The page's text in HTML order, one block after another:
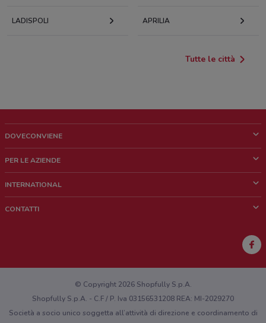
LADISPOLI APRILIA
Tutte le città
DOVECONVIENE
Chi siamo
Lavora con noi
PER LE AZIENDE
Richieste commerciali e marketing
INTERNATIONAL
CONTATTI
Hai un malfunzionamento sul web o sull'app?
© Copyright 2026 Shopfully S.p.A.
Shopfully S.p.A. - C.F / P. Iva 03156531208 REA: MI-2029270
Società a socio unico soggetta all’attività di direzione e coordinamento di